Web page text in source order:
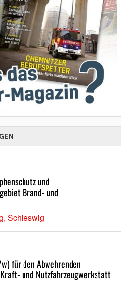
und
Brand- und
Schleswig
für den Abwehrenden
und Nutzfahrzeugwerkstatt